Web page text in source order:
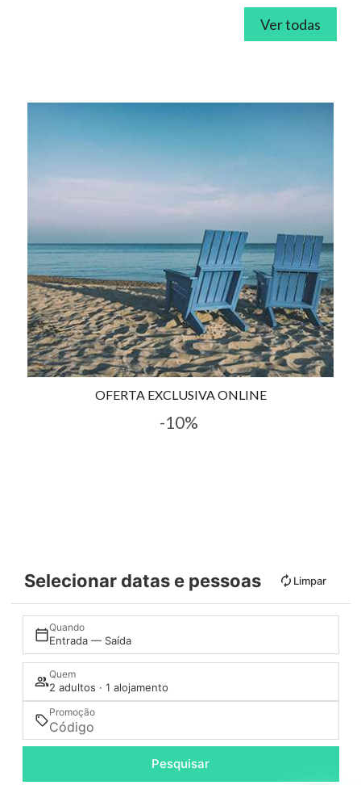
Ver todas
OFERTA EXCLUSIVA ONLINE
-10%
Selecionar datas e pessoas Limpar
Quando
Entrada — Saída
Quem
2 adultos · 1 alojamento
Promoção
Pesquisar